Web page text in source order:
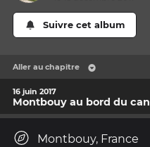
Suivre cet album
Aller au chapitre
16 juin 2017
Montbouy au bord du
Montbouy, France